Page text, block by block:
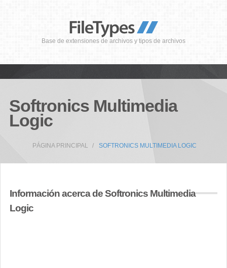
Base de extensiones de archivos y tipos de archivos
Softronics Multimedia
Logic
PÁGINA PRINCIPAL SOFTRONICS MULTIMEDIA LOGIC
Información acerca de Softronics Multimedia
Logic